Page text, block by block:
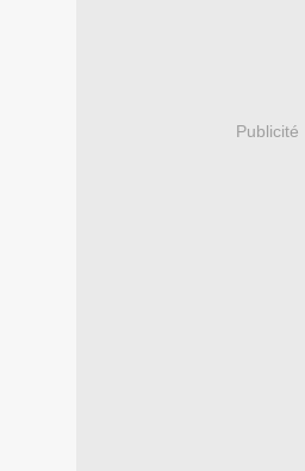
Publicité